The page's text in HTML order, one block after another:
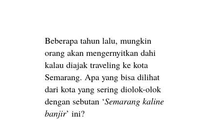
Beberapa tahun lalu, mungkin
orang akan mengernyitkan dahi
kalau diajak traveling ke kota
Semarang. Apa yang bisa dilihat
dari kota yang sering diolok-olok
dengan sebutan ‘Semarang kaline
banjir’ ini?